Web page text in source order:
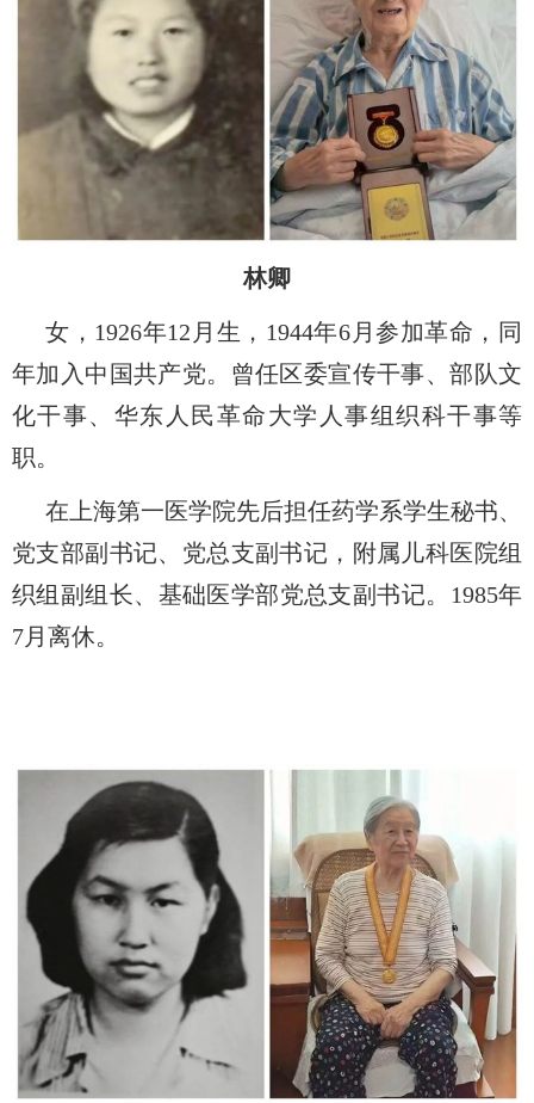
林卿
女， 1926年12 月生， 1944年6月参加革命，同
年加入中国共产党。曾任区委宣传干事、部队文
化干事、华东人民革命大学人事组织科干事等
职。
在上海第一医学院先后担任药学系学生秘书、
党支部副书记、党总支副书记，附属儿科医院组
织组副组长、基础医学部党总支副书记。 1985年
7月离休。